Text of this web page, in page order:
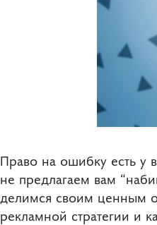
Право на ошибку есть у
не предлагаем вам
делимся своим ценным
рекламной стратегии и